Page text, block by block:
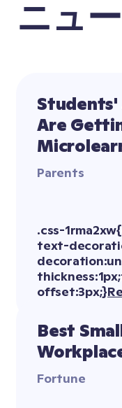
ニュ
Are
Parents
Best
Fortune